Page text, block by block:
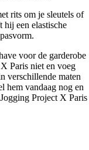
rits om je sleutels of
een elastische
voor de garderobe
Paris niet en voeg
verschillende maten
hem vandaag nog en
Project X Paris